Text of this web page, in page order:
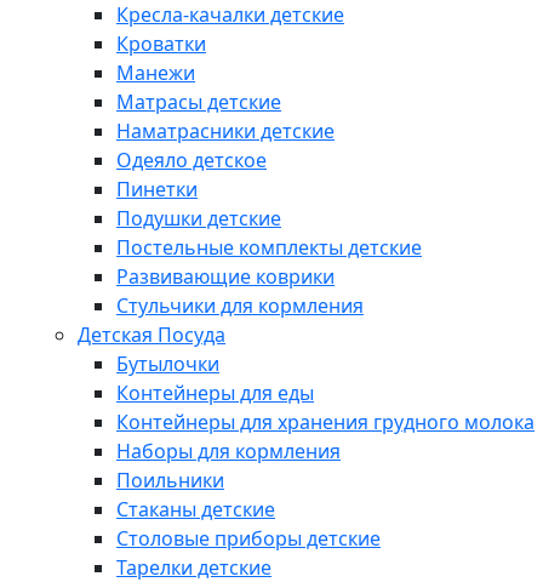
Кресла-качалки детские
Кроватки
Манежи
Матрасы детские
Наматрасники детские
Одеяло детское
Пинетки
Подушки детские
Постельные комплекты детские
Развивающие коврики
Стульчики для кормления
Детская Посуда
Бутылочки
Контейнеры для еды
Контейнеры для хранения грудного молока
Наборы для кормления
Поильники
Стаканы детские
Столовые приборы детские
Тарелки детские